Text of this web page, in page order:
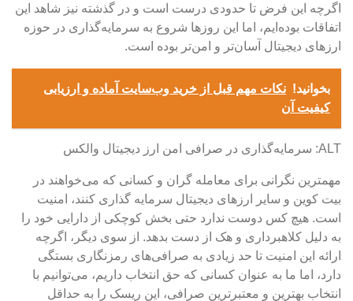
اگرچه این فرض تا حدودی درست است و در گذشته نیز شاهد این
اتفاقات بوده‌ایم، اما این روزها شروع به سرمایه‌گذاری در حوزه
ارزهای دیجیتال آسان‌تر و امن‌تر بوده است.
بخوانید! نکات مهم قبل از خرید وب‌سایت آماده و ارزیابی
کیفیت آن
ALT: سرمایه‌گذاری در صرافی امن ارز دیجیتال والکس
مهمترین نگرانی برای معامله گران و کسانی که می‌خواهند در
بیت کوین و سایر ارزهای دیجیتال سرمایه گذاری کنند، امنیت
است. هیچ کس دوست ندارد حتی بخش کوچکی از دارایی خود را
به دلیل کلاهبرداری و هک از دست بدهد. از سوی دیگر، اگرچه
ارائه این امنیت تا حد زیادی به صرافی‌های رمزنگاری بستگی
دارد، اما ما به عنوان کسانی که حق انتخاب داریم، می‌توانیم با
انتخاب بهترین و معتبرترین صرافی، این ریسک را به حداقل